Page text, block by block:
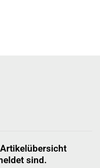
sind.